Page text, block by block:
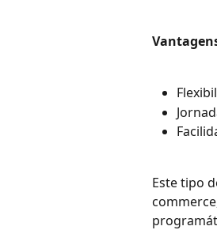
Este tipo